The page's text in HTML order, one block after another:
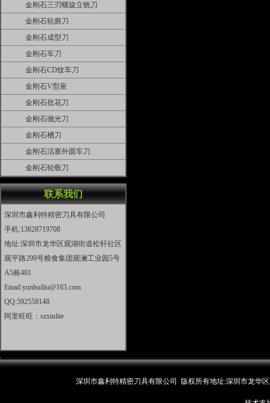
金刚石三刃螺旋立铣刀
金刚石轮廓刀
金刚石成型刀
金刚石车刀
金刚石CD纹车刀
金刚石V型座
金刚石批花刀
金刚石抛光刀
金刚石槽刀
金刚石活塞外圆车刀
金刚石轮毂刀
联系我们
深圳市鑫利特精密刀具有限公司
手机:13828719708
地址:深圳市龙华区观湖街道松轩社区
观平路299号粮食集团观澜工业园5号
A5栋401
Email:yunhuiliu@163.com
QQ:592558148
阿里旺旺：szxinlite
深圳市鑫利特精密刀具有限公司 版权所有地址:深圳市龙华